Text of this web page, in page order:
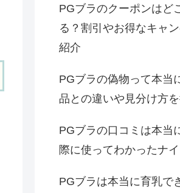
PGブラのクーポンはど
る？割引やお得なキャ
紹介
PGブラの偽物って本当
品との違いや見分け方
PGブラの口コミは本当
際に使ってわかったナ
PGブラは本当に育乳で